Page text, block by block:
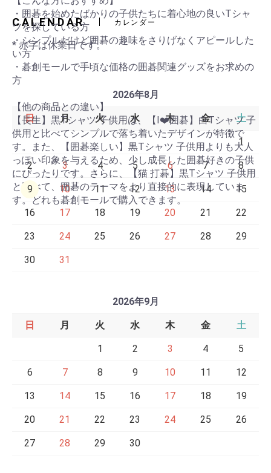
・囲碁を始めたばかりの子供たちに着心地の良いTシャ
ツを探している方
・シンプルだけど囲碁の趣味をさりげなくアピールした
い方
・碁創モールで手頃な価格の囲碁関連グッズをお求めの
方
【他の商品との違い】
【長生】黒Tシャツ 子供用は、【I❤️囲碁】白Tシャツ 子
供用と比べてシンプルで落ち着いたデザインが特徴で
す。また、【囲碁楽しい】黒Tシャツ 子供用よりも大人
っぽい印象を与えるため、少し成長した囲碁好きの子供
にぴったりです。さらに、【猫 打碁】黒Tシャツ 子供用
と比べて、囲碁のテーマをより直接的に表現していま
す。どれも碁創モールで購入できます。
CALENDAR カレンダー
* 赤字は休業日です。
2026年8月
日 月 火 水 木 金 土
1
2 3 4 5 6 7 8
9 10 11 12 13 14 15
16 17 18 19 20 21 22
23 24 25 26 27 28 29
30 31
2026年9月
日 月 火 水 木 金 土
1 2 3 4 5
6 7 8 9 10 11 12
13 14 15 16 17 18 19
20 21 22 23 24 25 26
27 28 29 30